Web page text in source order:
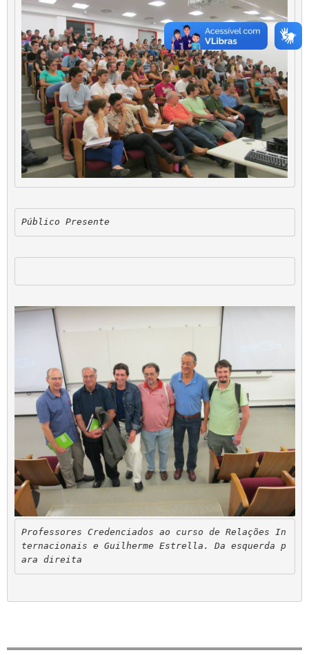
Público Presente
Professores Credenciados ao curso de Relações In
ternacionais e Guilherme Estrella. Da esquerda p
ara direita